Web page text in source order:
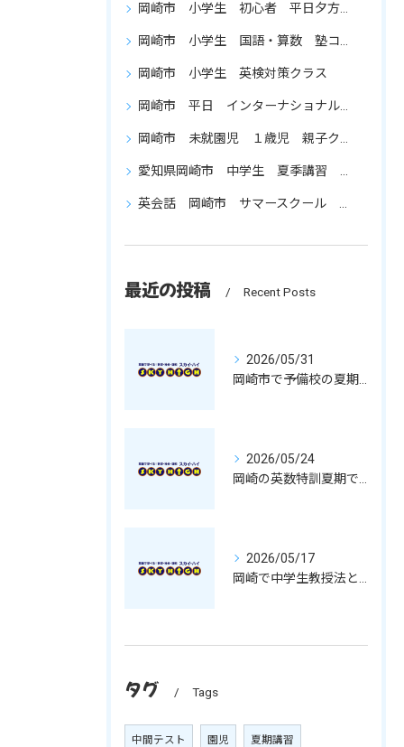
岡崎市 小学生 初心者 平日夕方 英会話 生徒募集
岡崎市 小学生 国語・算数 塾コース
岡崎市 小学生 英検対策クラス
岡崎市 平日 インターナショナルプリキンダー 英会話
岡崎市 未就園児 １歳児 親子クラス
愛知県岡崎市 中学生 夏季講習 通い放題 成績アップ 復習を重点的に
英会話 岡崎市 サマースクール 小学生 園児 保育 初心者
最近の投稿 Recent Posts
2026/05/31
2026/05/24
2026/05/17
タグ Tags
中間テスト 園児 夏期講習